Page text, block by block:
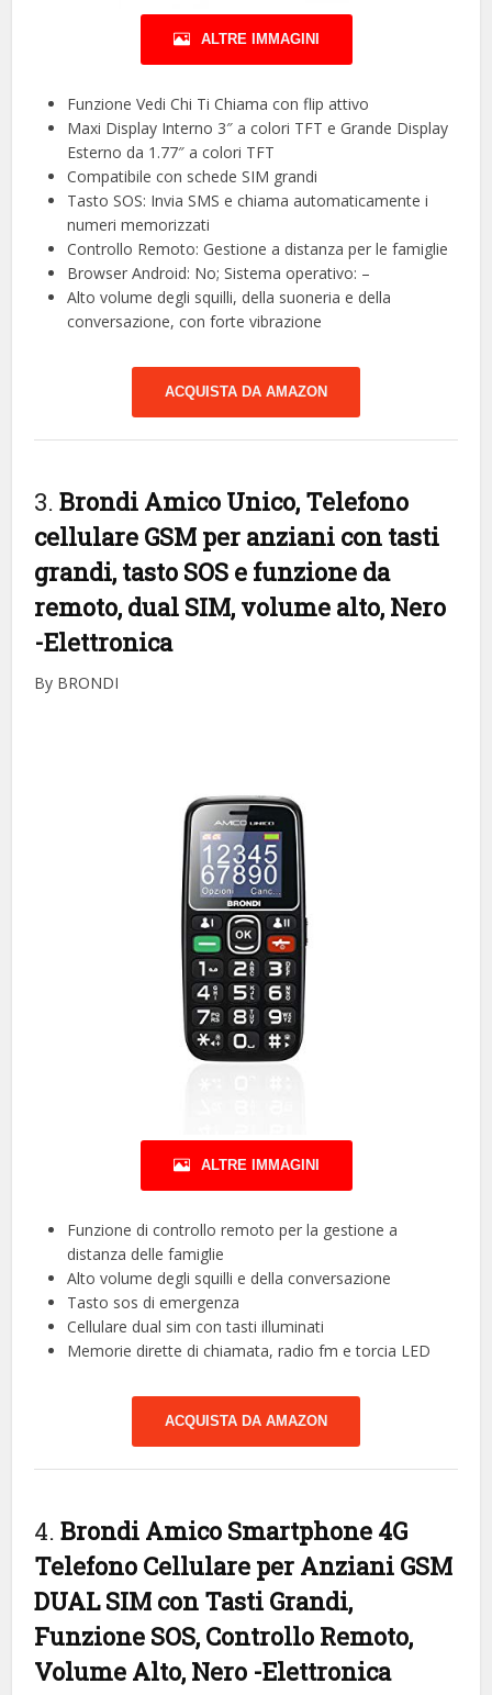
ALTRE IMMAGINI
Funzione Vedi Chi Ti Chiama con flip attivo
Maxi Display Interno 3″ a colori TFT e Grande Display
Esterno da 1.77″ a colori TFT
Compatibile con schede SIM grandi
Tasto SOS: Invia SMS e chiama automaticamente i
numeri memorizzati
Controllo Remoto: Gestione a distanza per le famiglie
Browser Android: No; Sistema operativo: –
Alto volume degli squilli, della suoneria e della
conversazione, con forte vibrazione
ACQUISTA DA AMAZON
3.Brondi Amico Unico, Telefono
cellulare GSM per anziani con tasti
grandi, tasto SOS e funzione da
remoto, dual SIM, volume alto, Nero
-Elettronica
By BRONDI
ALTRE IMMAGINI
Funzione di controllo remoto per la gestione a
distanza delle famiglie
Alto volume degli squilli e della conversazione
Tasto sos di emergenza
Cellulare dual sim con tasti illuminati
Memorie dirette di chiamata, radio fm e torcia LED
ACQUISTA DA AMAZON
4.Brondi Amico Smartphone 4G
Telefono Cellulare per Anziani GSM
DUAL SIM con Tasti Grandi,
Funzione SOS, Controllo Remoto,
Volume Alto, Nero -Elettronica